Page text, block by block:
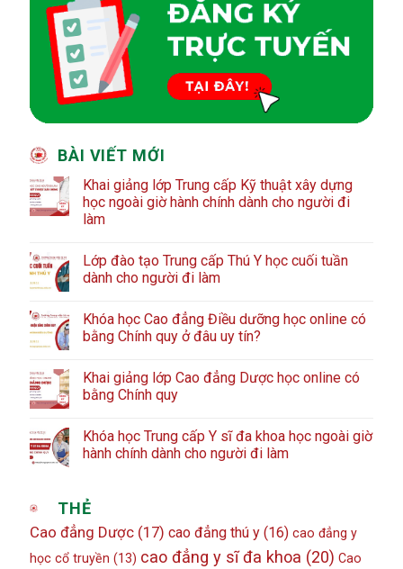
BÀI VIẾT MỚI
Khai giảng lớp Trung cấp Kỹ thuật xây dựng
học ngoài giờ hành chính dành cho người đi
làm
Lớp đào tạo Trung cấp Thú Y học cuối tuần
dành cho người đi làm
Khóa học Cao đẳng Điều dưỡng học online có
bằng Chính quy ở đâu uy tín?
Khai giảng lớp Cao đẳng Dược học online có
bằng Chính quy
Khóa học Trung cấp Y sĩ đa khoa học ngoài giờ
hành chính dành cho người đi làm
THẺ
Cao đẳng Dược(17) cao đẳng thú y(16) cao đẳng y
học cổ truyền (13) cao đẳng y sĩ đa khoa (20) Cao